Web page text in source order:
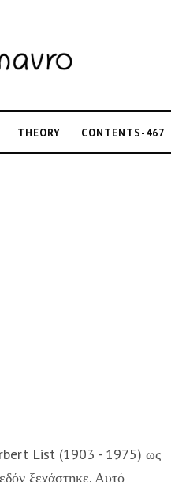
THEORY CONTENTS-467
List (1903 - 1975) ως
ξεχάστηκε. Αυτό